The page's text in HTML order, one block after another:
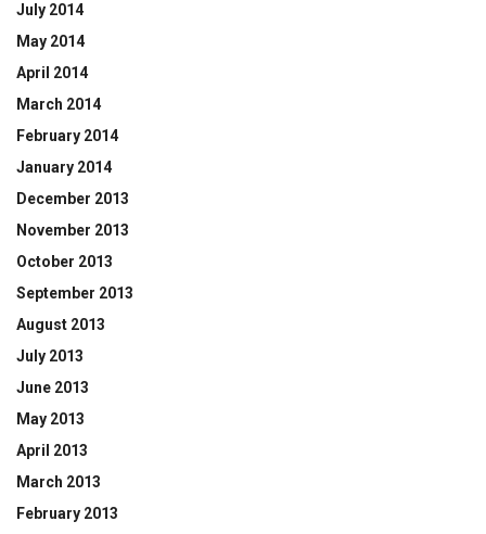
July 2014
May 2014
April 2014
March 2014
February 2014
January 2014
December 2013
November 2013
October 2013
September 2013
August 2013
July 2013
June 2013
May 2013
April 2013
March 2013
February 2013